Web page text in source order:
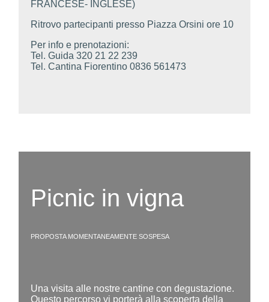
FRANCESE- INGLESE)
Ritrovo partecipanti presso Piazza Orsini ore 10
Per info e prenotazioni:
Tel. Guida 320 21 22 239
Tel. Cantina Fiorentino 0836 561473
Picnic in vigna
PROPOSTA MOMENTANEAMENTE SOSPESA
Una visita alle nostre cantine con degustazione.
Questo percorso vi porterà alla scoperta della